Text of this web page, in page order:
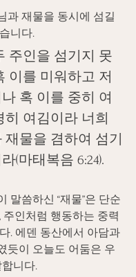
과 재물을 동시에 섬길
니다.
주인을 섬기지 못
이를 미워하고 저
혹 이를 중히 여
히 여김이라 너희
물을 겸하여 섬기
(마태복음 6:24).
말씀하신 “재물”은 단순
주인처럼 행동하는 중력
. 에덴 동산에서 아담과
듯이 오늘도 어둠은 우
니다.